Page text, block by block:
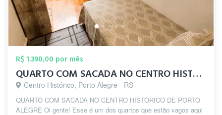
R$ 1.390,00 por mês
QUARTO COM SACADA NO CENTRO HISTÓRICO DE...
Centro Histórico, Porto Alegre - RS
QUARTO COM SACADA NO CENTRO HISTÓRICO DE PORTO
ALEGRE Oi gente! Esse é um dos quartos que estão vagos aqui